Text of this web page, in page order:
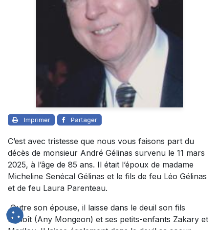
Imprimer Partager
C’est avec tristesse que nous vous faisons part du
décès de monsieur André Gélinas survenu le 11 mars
2025, à l’âge de 85 ans. Il était l’époux de madame
Micheline Senécal Gélinas et le fils de feu Léo Gélinas
et de feu Laura Parenteau.
Outre son épouse, il laisse dans le deuil son fils
Benoît (Any Mongeon) et ses petits-enfants Zakary et